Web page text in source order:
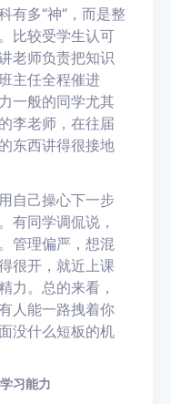
有多“神”，而是整
比较受学生认可
老师负责把知识
主任全程催进
一般的同学尤其
李老师，在往届
东西讲得很接地
自己操心下一步
有同学调侃说，
管理偏严，想混
很开，就近上课
力。总的来看，
人能一路拽着你
没什么短板的机
习能力